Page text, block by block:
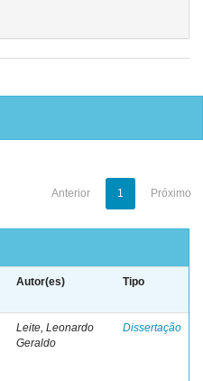
Anterior 1 Próximo
Autor(es) Tipo
Leite, Leonardo
Geraldo
Dissertação